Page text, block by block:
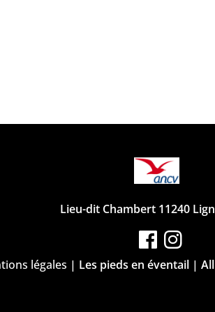
Lieu-dit Chambert 11240
légales | Les pieds en éventail |